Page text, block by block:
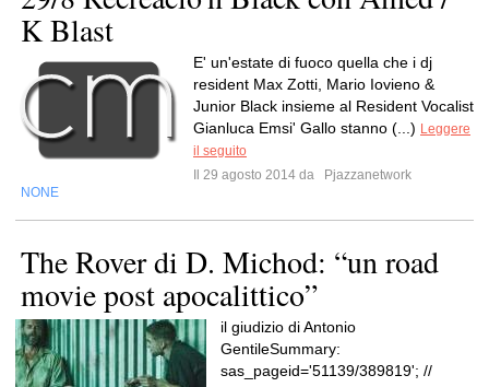
K Blast
E' un'estate di fuoco quella che i dj
resident Max Zotti, Mario Iovieno &
Junior Black insieme al Resident Vocalist
Gianluca Emsi' Gallo stanno (...) Leggere
il seguito
Il 29 agosto 2014 da
Pjazzanetwork
NONE
The Rover di D. Michod: “un road
movie post apocalittico”
il giudizio di Antonio
GentileSummary:
sas_pageid='51139/389819'; //